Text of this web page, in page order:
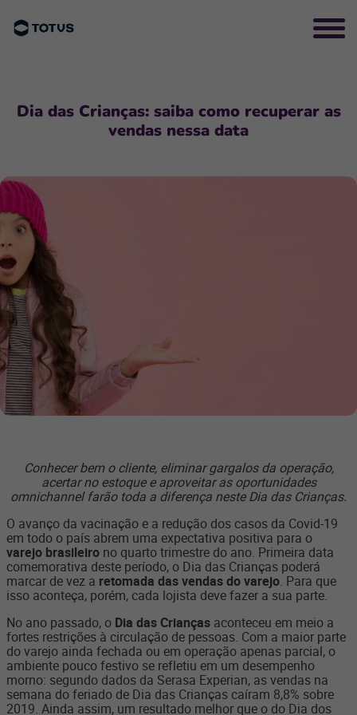
Dia das Crianças: saiba como recuperar as
vendas nessa data
Conhecer bem o cliente, eliminar gargalos da operação,
acertar no estoque e aproveitar as oportunidades
omnichannel farão toda a diferença neste Dia das Crianças.
O avanço da vacinação e a redução dos casos da Covid-19
em todo o país abrem uma expectativa positiva para o
varejo brasileiro no quarto trimestre do ano. Primeira data
comemorativa deste período, o Dia das Crianças poderá
marcar de vez a retomada das vendas do varejo. Para que
isso aconteça, porém, cada lojista deve fazer a sua parte.
No ano passado, o Dia das Crianças aconteceu em meio a
fortes restrições à circulação de pessoas. Com a maior parte
do varejo ainda fechada ou em operação apenas parcial, o
ambiente pouco festivo se refletiu em um desempenho
morno: segundo dados da Serasa Experian, as vendas na
semana do feriado de Dia das Crianças caíram 8,8% sobre
2019. Ainda assim, um resultado melhor que o do Dia dos